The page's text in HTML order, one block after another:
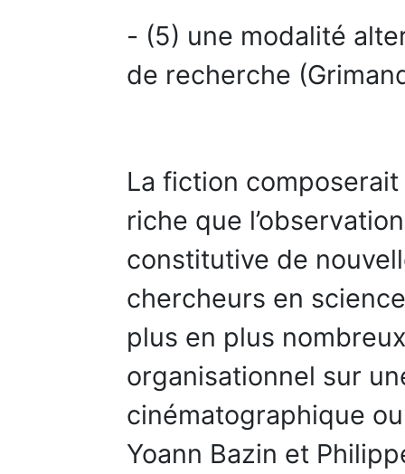
- (5) une modalité
de recherche
La fiction
riche que
constitutive de
chercheurs en
plus en plus
organisationnel sur
cinématographique
Yoann Bazin et